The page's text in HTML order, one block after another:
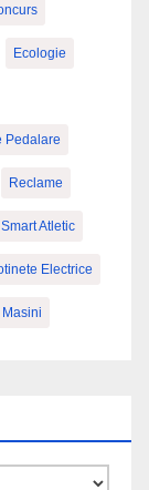
Ecologie
Pedalare
Reclame
Smart Atletic
Electrice